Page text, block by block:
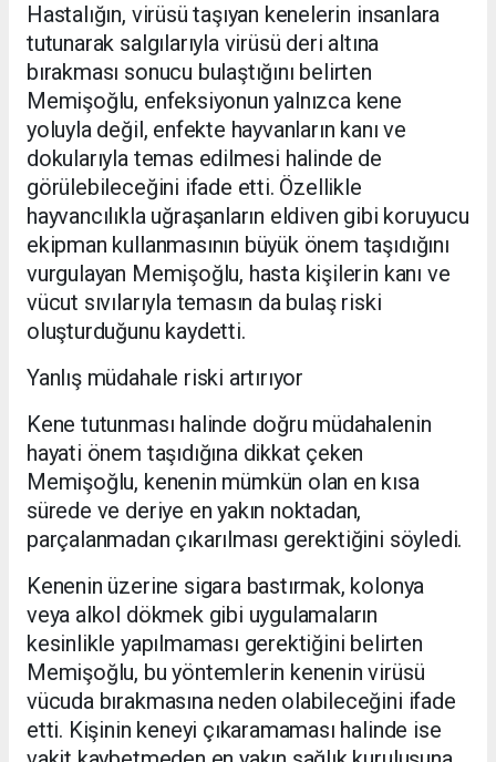
Hastalığın, virüsü taşıyan kenelerin insanlara
tutunarak salgılarıyla virüsü deri altına
bırakması sonucu bulaştığını belirten
Memişoğlu, enfeksiyonun yalnızca kene
yoluyla değil, enfekte hayvanların kanı ve
dokularıyla temas edilmesi halinde de
görülebileceğini ifade etti. Özellikle
hayvancılıkla uğraşanların eldiven gibi koruyucu
ekipman kullanmasının büyük önem taşıdığını
vurgulayan Memişoğlu, hasta kişilerin kanı ve
vücut sıvılarıyla temasın da bulaş riski
oluşturduğunu kaydetti.
Yanlış müdahale riski artırıyor
Kene tutunması halinde doğru müdahalenin
hayati önem taşıdığına dikkat çeken
Memişoğlu, kenenin mümkün olan en kısa
sürede ve deriye en yakın noktadan,
parçalanmadan çıkarılması gerektiğini söyledi.
Kenenin üzerine sigara bastırmak, kolonya
veya alkol dökmek gibi uygulamaların
kesinlikle yapılmaması gerektiğini belirten
Memişoğlu, bu yöntemlerin kenenin virüsü
vücuda bırakmasına neden olabileceğini ifade
etti. Kişinin keneyi çıkaramaması halinde ise